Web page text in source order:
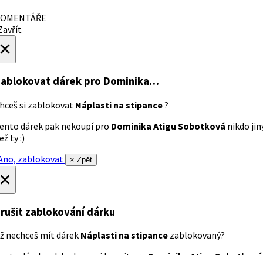
dárek pro Dominika…
si zablokovat Náplasti na stipance?
dárek pak nekoupí pro Dominika Atigu Sobotková nikdo
ty :)
zablokovat
× Zpět
zablokování dárku
nechceš mít dárek Náplasti na stipance zablokovaný?